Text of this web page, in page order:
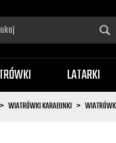
LATARKI
WIATRÓWKI KARABINKI